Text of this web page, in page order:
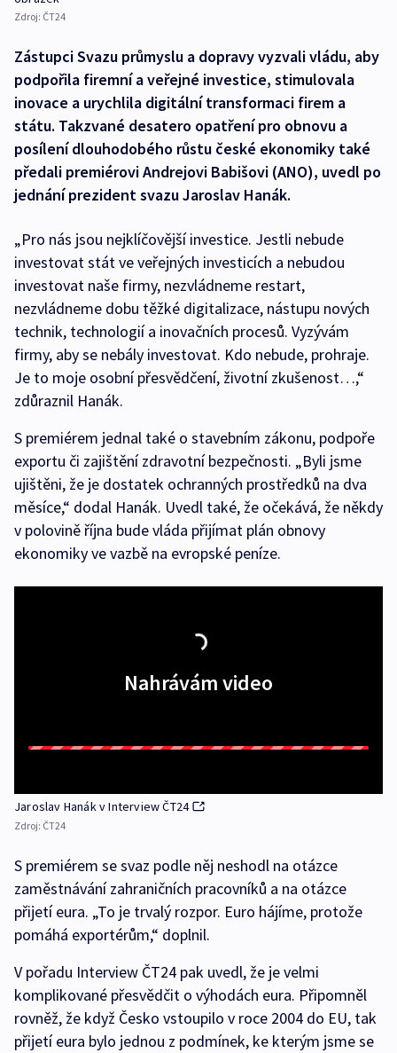
Zdroj: ČT24
Zástupci Svazu průmyslu a dopravy vyzvali vládu, aby
podpořila firemní a veřejné investice, stimulovala
inovace a urychlila digitální transformaci firem a
státu. Takzvané desatero opatření pro obnovu a
posílení dlouhodobého růstu české ekonomiky také
předali premiérovi Andrejovi Babišovi (ANO), uvedl po
jednání prezident svazu Jaroslav Hanák.
„Pro nás jsou nejklíčovější investice. Jestli nebude
investovat stát ve veřejných investicích a nebudou
investovat naše firmy, nezvládneme restart,
nezvládneme dobu těžké digitalizace, nástupu nových
technik, technologií a inovačních procesů. Vyzývám
firmy, aby se nebály investovat. Kdo nebude, prohraje.
Je to moje osobní přesvědčení, životní zkušenost…,“
zdůraznil Hanák.
S premiérem jednal také o stavebním zákonu, podpoře
exportu či zajištění zdravotní bezpečnosti. „Byli jsme
ujištěni, že je dostatek ochranných prostředků na dva
měsíce,“ dodal Hanák. Uvedl také, že očekává, že někdy
v polovině října bude vláda přijímat plán obnovy
ekonomiky ve vazbě na evropské peníze.
Nahrávám video
Jaroslav Hanák v Interview ČT24
Zdroj: ČT24
S premiérem se svaz podle něj neshodl na otázce
zaměstnávání zahraničních pracovníků a na otázce
přijetí eura. „To je trvalý rozpor. Euro hájíme, protože
pomáhá exportérům,“ doplnil.
V pořadu Interview ČT24 pak uvedl, že je velmi
komplikované přesvědčit o výhodách eura. Připomněl
rovněž, že když Česko vstoupilo v roce 2004 do EU, tak
přijetí eura bylo jednou z podmínek, ke kterým jsme se